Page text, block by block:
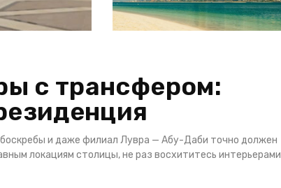
с трансфером:
и даже филиал Лувра — Абу-Даби точно должен
локациям столицы, не раз восхититесь интерьерами